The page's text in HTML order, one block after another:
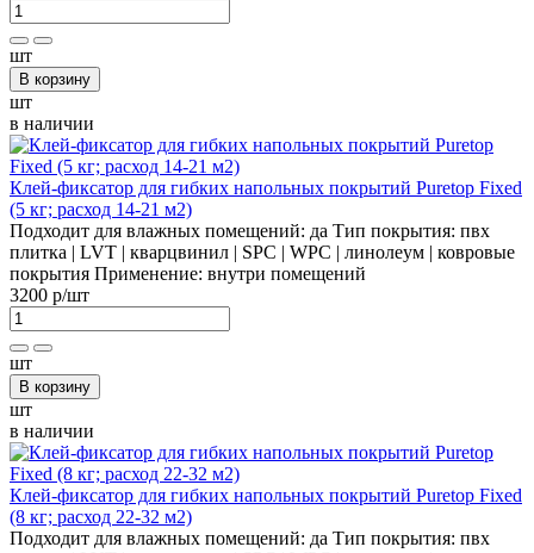
шт
В корзину
шт
в наличии
Клей-фиксатор для гибких напольных покрытий Puretop Fixed
(5 кг; расход 14-21 м2)
Подходит для влажных помещений: да Тип покрытия: пвх
плитка | LVT | кварцвинил | SPC | WPC | линолеум | ковровые
покрытия Применение: внутри помещений
3200 р/шт
шт
В корзину
шт
в наличии
Клей-фиксатор для гибких напольных покрытий Puretop Fixed
(8 кг; расход 22-32 м2)
Подходит для влажных помещений: да Тип покрытия: пвх